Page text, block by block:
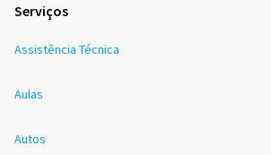
Serviços
Assistência Técnica
Aulas
Autos